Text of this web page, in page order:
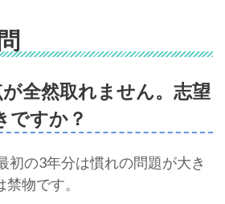
全然取れません。志望
ですか？
初の3年分は慣れの問題が大き
物です。